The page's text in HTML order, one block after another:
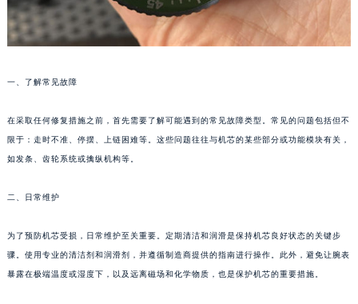
一、了解常见故障
在采取任何修复措施之前，首先需要了解可能遇到的常见故障类型。常见的问题包括但不
限于：走时不准、停摆、上链困难等。这些问题往往与机芯的某些部分或功能模块有关，
如发条、齿轮系统或擒纵机构等。
二、日常维护
为了预防机芯受损，日常维护至关重要。定期清洁和润滑是保持机芯良好状态的关键步
骤。使用专业的清洁剂和润滑剂，并遵循制造商提供的指南进行操作。此外，避免让腕表
暴露在极端温度或湿度下，以及远离磁场和化学物质，也是保护机芯的重要措施。